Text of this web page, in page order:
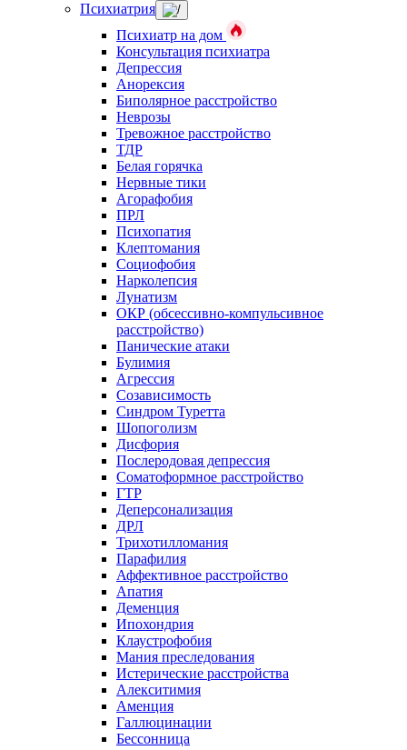
Психиатрия
Психиатр на дом
Консультация психиатра
Депрессия
Анорексия
Биполярное расстройство
Неврозы
Тревожное расстройство
ТДР
Белая горячка
Нервные тики
Агорафобия
ПРЛ
Психопатия
Клептомания
Социофобия
Нарколепсия
Лунатизм
ОКР (обсессивно-компульсивное
расстройство)
Панические атаки
Булимия
Агрессия
Созависимость
Синдром Туретта
Шопоголизм
Дисфория
Послеродовая депрессия
Соматоформное расстройство
ГТР
Деперсонализация
ДРЛ
Трихотилломания
Парафилия
Аффективное расстройство
Апатия
Деменция
Ипохондрия
Клаустрофобия
Мания преследования
Истерические расстройства
Алекситимия
Аменция
Галлюцинации
Бессонница